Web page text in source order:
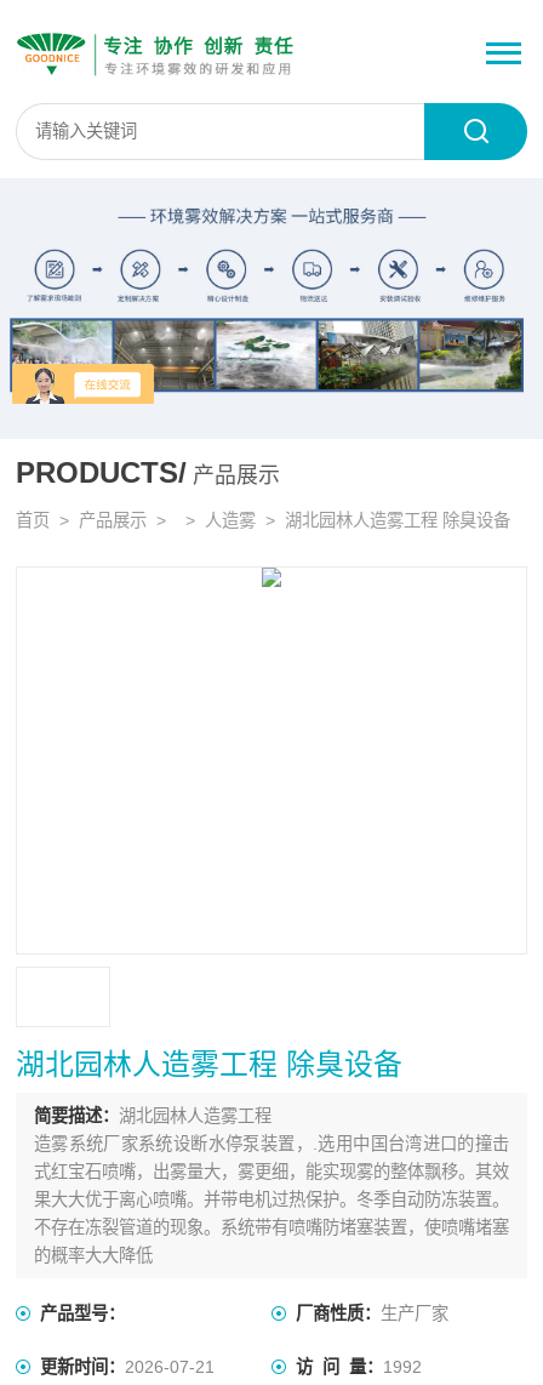
PRODUCTS/ 产品展示
首页 > 产品展示 > > 人造雾 > 湖北园林人造雾工程 除臭设备
湖北园林人造雾工程 除臭设备
简要描述： 湖北园林人造雾工程
造雾系统厂家系统设断水停泵装置，.选用中国台湾进口的撞击
式红宝石喷嘴，出雾量大，雾更细，能实现雾的整体飘移。其效
果大大优于离心喷嘴。并带电机过热保护。冬季自动防冻装置。
不存在冻裂管道的现象。系统带有喷嘴防堵塞装置，使喷嘴堵塞
的概率大大降低
产品型号： 厂商性质： 生产厂家
更新时间：2026-07-21 访 问 量： 1992